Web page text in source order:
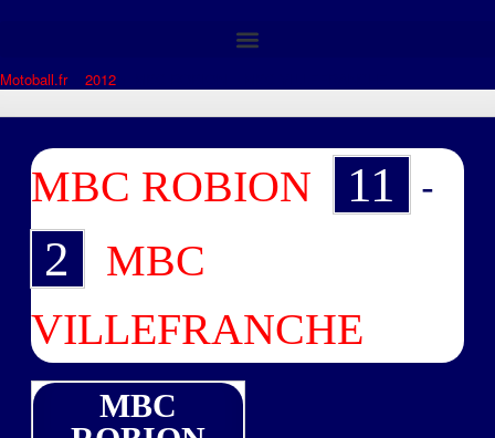
Motoball.fr> 2012
MBC ROBION 11 -
2
MBC
VILLEFRANCHE
MBC